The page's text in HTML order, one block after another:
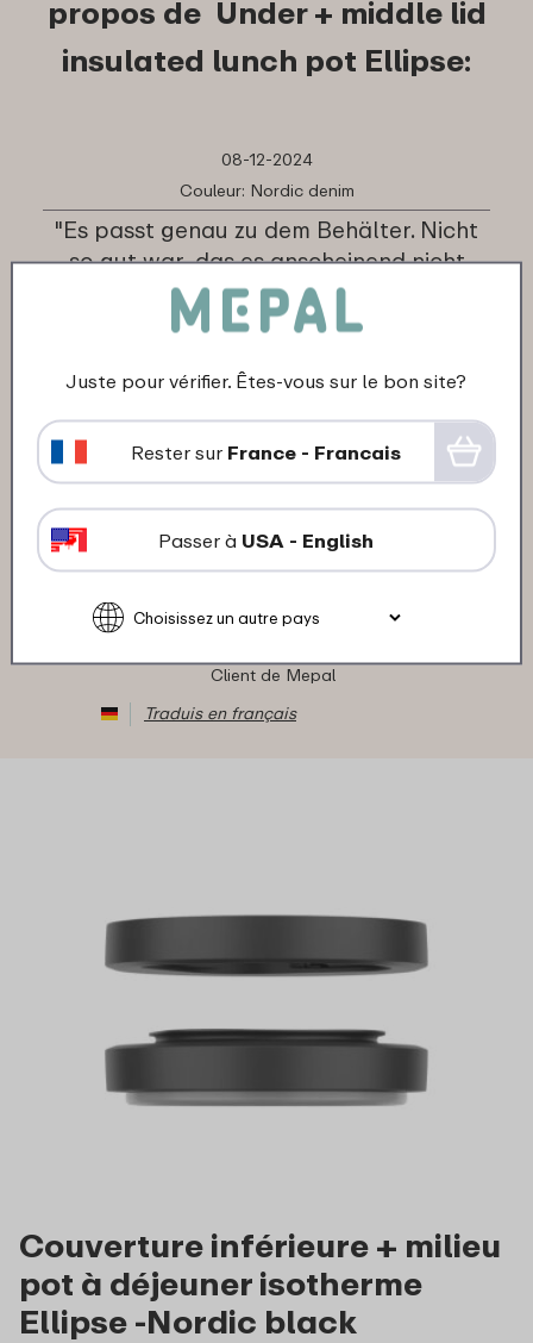
propos de Under + middle lid
insulated lunch pot Ellipse:
08-12-2024
Couleur: Nordic denim
"Es passt genau zu dem Behälter. Nicht
so gut war, das es anscheinend nicht
ganz dicht ist. Werde es im Auge
behalten."
04-12-2022
★★
★★
Client de Mepal
Traduis en français
Couverture inférieure + milieu
pot à déjeuner isotherme
Ellipse -Nordic black
Juste pour vérifier. Êtes-vous sur le bon site?
Rester sur France - Francais
Passer à USA - English